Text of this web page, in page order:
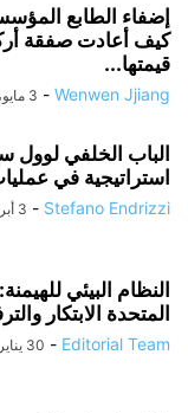
إضفاء الطابع
كيف أعادت صفقة
قيمتها...
Wenwen Jjiang
- 3 مايو، 2026
الباب الخلفي
استراتيجية في
Stefano Endrizzi
- 3 أبريل، 2026
النظام البيئي
المتحدة الابتكار
Editorial Team
- 30 يناير، 2026